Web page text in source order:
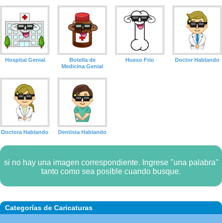
Categorías de Caricaturas
Hospital Genial
Botella de
Medicina Genial
Hueso Frio Doctor Hablando
Doctora Hablando Dentista Hablando
si no hay una imagen correspondiente. Ingrese "una palabra"
tanto como sea posible cuando busque.